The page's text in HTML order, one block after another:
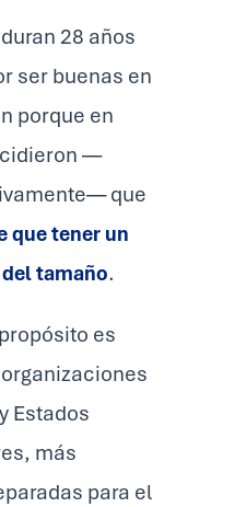
28 años
ser buenas en
porque en
—
que
que tener un
tamaño.
es
Estados
más
para el